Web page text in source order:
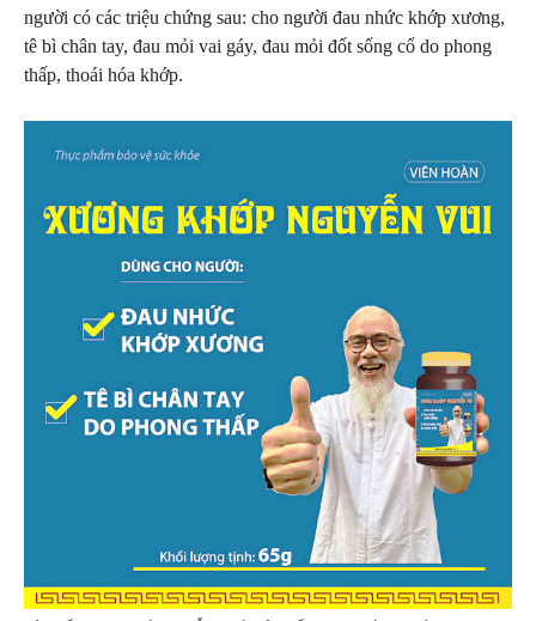
người có các triệu chứng sau: cho người đau nhức khớp xương,
tê bì chân tay, đau mỏi vai gáy, đau mỏi đốt sống cổ do phong
thấp, thoái hóa khớp.